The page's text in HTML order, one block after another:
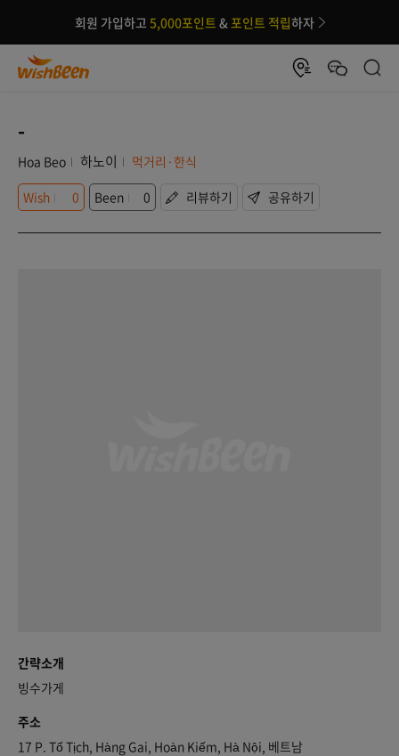
회원 가입하고 5,000포인트 &포인트 적립하자
-
Hoa Beo 하노이
먹거리·한식
Wish
0 Been 0 리뷰하기 공유하기
간략소개
빙수가게
주소
17 P. Tố Tịch, Hàng Gai, Hoàn Kiếm, Hà Nội, 베트남